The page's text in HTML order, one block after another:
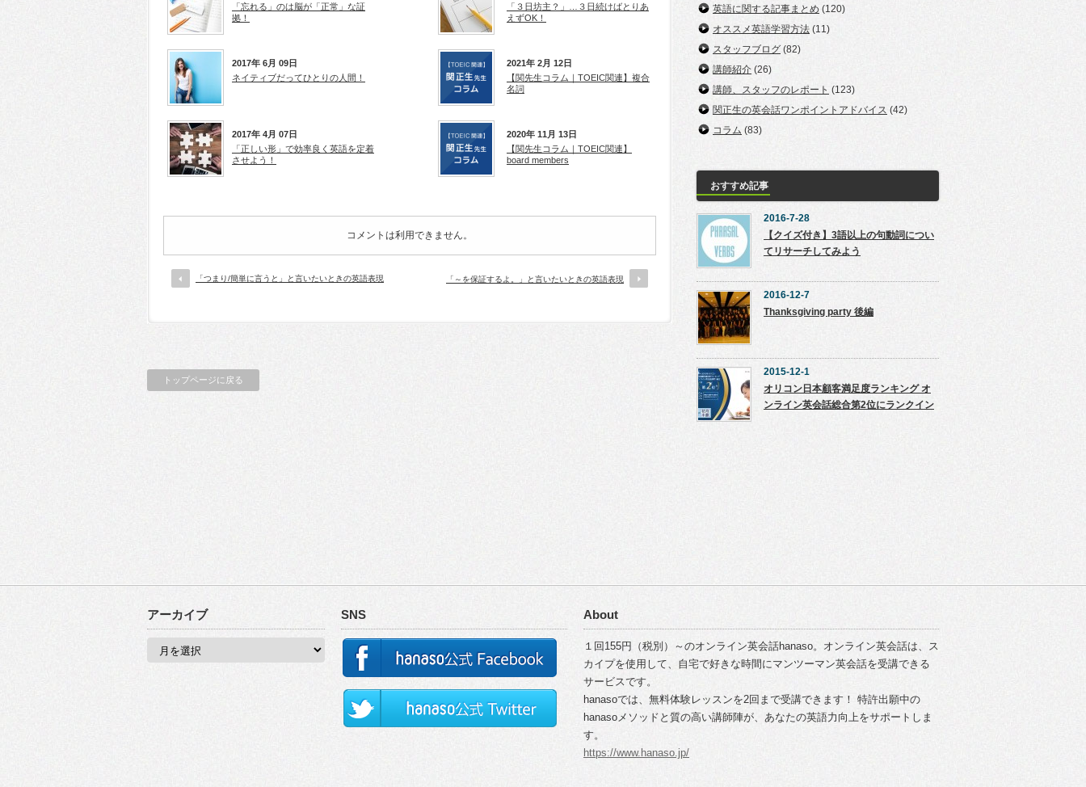
「忘れる」のは脳が「正常」な証
拠！
「３日坊主？」…３日続けばとりあ
えずOK！
2017年 6月 09日
ネイティブだってひとりの人間！
2021年 2月 12日
【関先生コラム｜TOEIC関連】複合
名詞
2017年 4月 07日
「正しい形」で効率良く英語を定着
させよう！
2020年 11月 13日
【関先生コラム｜TOEIC関連】
board members
コメントは利用できません。
「つまり/簡単に言うと」と言いたいときの英語表現 「～を保証するよ。」と言いたいときの英語表現
トップページに戻る
英語に関する記事まとめ (120)
オススメ英語学習方法 (11)
スタッフブログ (82)
講師紹介 (26)
講師、スタッフのレポート (123)
関正生の英会話ワンポイントアドバイス (42)
コラム (83)
おすすめ記事
2016-7-28
【クイズ付き】3語以上の句動詞につい
てリサーチしてみよう
2016-12-7
Thanksgiving party 後編
2015-12-1
オリコン日本顧客満足度ランキング オ
ンライン英会話総合第2位にランクイン
アーカイブ SNS About
１回155円（税別）～のオンライン英会話hanaso。オンライン英会話は、ス
カイプを使用して、自宅で好きな時間にマンツーマン英会話を受講できる
サービスです。
hanasoでは、無料体験レッスンを2回まで受講できます！ 特許出願中の
hanasoメソッドと質の高い講師陣が、あなたの英語力向上をサポートしま
す。
https://www.hanaso.jp/